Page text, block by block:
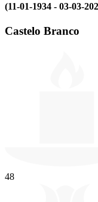
(11-01-1934 - 03-03-
Castelo Branco
48